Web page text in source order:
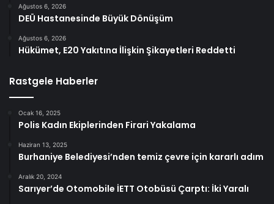
Ağustos 6, 2026
DEÜ Hastanesinde Büyük Dönüşüm
Ağustos 6, 2026
Hükümet, E20 Yakıtına İlişkin Şikayetleri Reddetti
Rastgele Haberler
Ocak 16, 2025
Polis Kadın Ekiplerinden Firari Yakalama
Haziran 13, 2025
Burhaniye Belediyesi’nden temiz çevre için kararlı adım
Aralık 20, 2024
Sarıyer’de Otomobile İETT Otobüsü Çarptı: İki Yaralı